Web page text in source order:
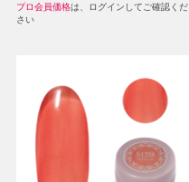
プロ会員価格は、ログインしてご確認くだ
さい